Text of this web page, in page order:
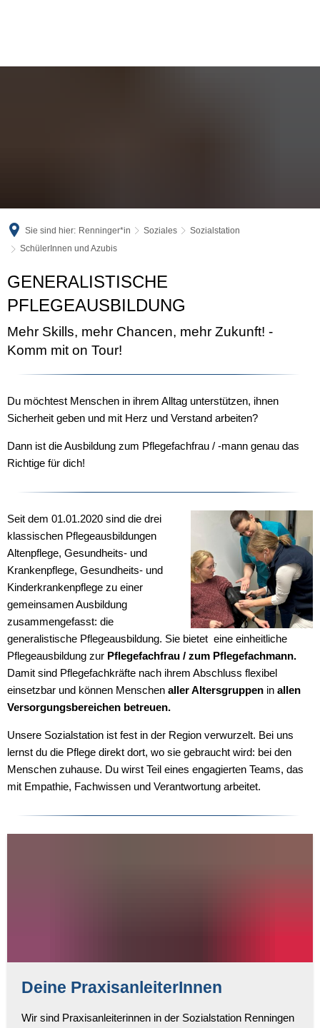
Sie sind hier: Renninger*in Soziales
Sozialstation
SchülerInnen und Azubis
SchülerInnen
und
Azubis
GENERALISTISCHE
PFLEGEAUSBILDUNG
Mehr Skills, mehr Chancen, mehr Zukunft! -
Komm mit on Tour!
Du möchtest Menschen in ihrem Alltag unterstützen, ihnen
Sicherheit geben und mit Herz und Verstand arbeiten?
Dann ist die Ausbildung zum Pflegefachfrau / -mann genau das
Richtige für dich!
Seit dem 01.01.2020 sind die drei
klassischen Pflegeausbildungen
Altenpflege, Gesundheits- und
Krankenpflege, Gesundheits- und
Kinderkrankenpflege zu einer
gemeinsamen Ausbildung
zusammengefasst: die
generalistische Pflegeausbildung. Sie bietet eine einheitliche
Pflegeausbildung zur Pflegefachfrau / zum Pflegefachmann.
Damit sind Pflegefachkräfte nach ihrem Abschluss flexibel
einsetzbar und können Menschen aller Altersgruppen in allen
Versorgungsbereichen betreuen.
Unsere Sozialstation ist fest in der Region verwurzelt. Bei uns
lernst du die Pflege direkt dort, wo sie gebraucht wird: bei den
Menschen zuhause. Du wirst Teil eines engagierten Teams, das
mit Empathie, Fachwissen und Verantwortung arbeitet.
Deine PraxisanleiterInnen
Wir sind Praxisanleiterinnen in der Sozialstation Renningen